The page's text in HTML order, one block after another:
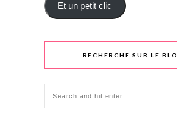
Et un petit clic
RECHERCHE SUR LE